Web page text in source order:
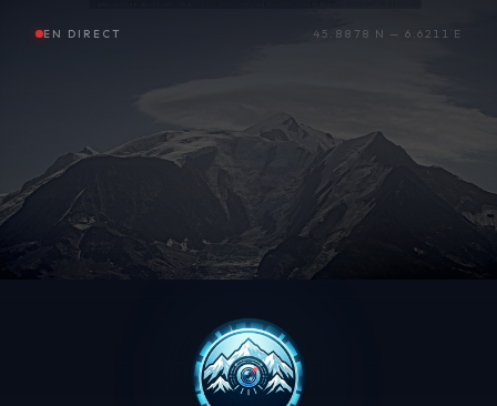
EN DIRECT 45.8878 N — 6.6211 E